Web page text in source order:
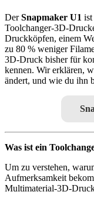
DerSnapmaker U1 ist
Toolchanger-3D-
Druckköpfen, einem
zu 80 % weniger
3D-Druck bisher für
kennen. Wir erklären,
ändert, und wie du ihn
Was ist ein
Um zu verstehen,
Aufmerksamkeit
Multimaterial-3D-